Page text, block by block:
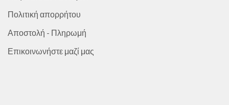
Πολιτική απορρήτου
Αποστολή - Πληρωμή
Επικοινωνήστε μαζί μας